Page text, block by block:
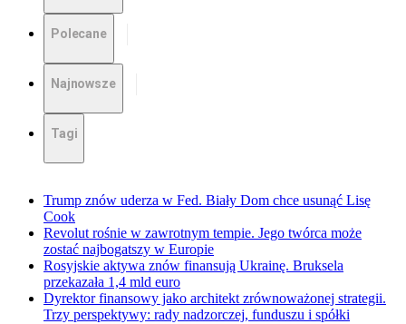
Polecane
Najnowsze
Tagi
Trump znów uderza w Fed. Biały Dom chce usunąć Lisę
Cook
Revolut rośnie w zawrotnym tempie. Jego twórca może
zostać najbogatszy w Europie
Rosyjskie aktywa znów finansują Ukrainę. Bruksela
przekazała 1,4 mld euro
Dyrektor finansowy jako architekt zrównoważonej strategii.
Trzy perspektywy: rady nadzorczej, funduszu i spółki